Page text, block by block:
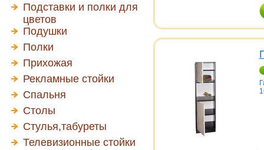
Подставки и полки для
цветов
Подушки
Полки
Прихожая
Рекламные стойки
Спальня
Столы
Стулья,табуреты
Телевизионные стойки